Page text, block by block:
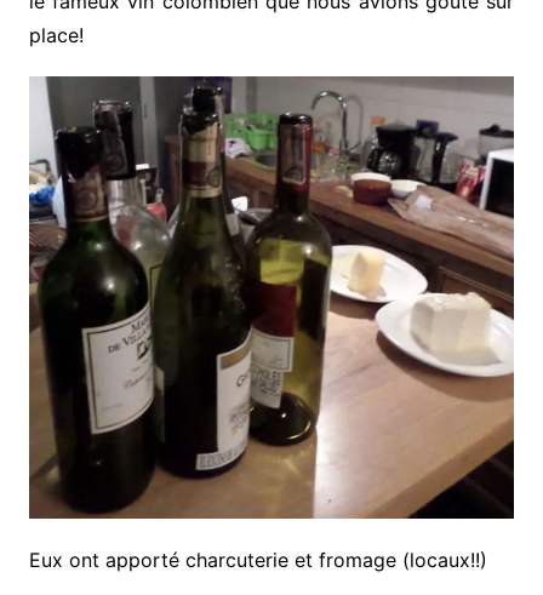
place!
Eux ont apporté charcuterie et fromage (locaux!!)